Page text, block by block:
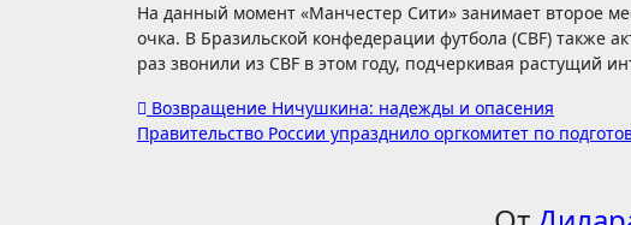
На данный момент «Манчестер Сити» занимает второе
очка. В Бразильской конфедерации футбола (CBF) также
раз звонили из CBF в этом году, подчеркивая растущий
Навигация
по
Возвращение Ничушкина: надежды и опасения
Правительство России упразднило оргкомитет по